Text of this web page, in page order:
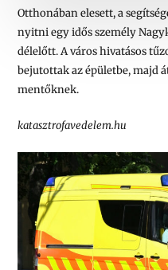
Otthonában elesett, a
nyitni egy idős személy
délelőtt. A város hivatásos
bejutottak az épületbe, majd
mentőknek.
katasztrofavedelem.hu